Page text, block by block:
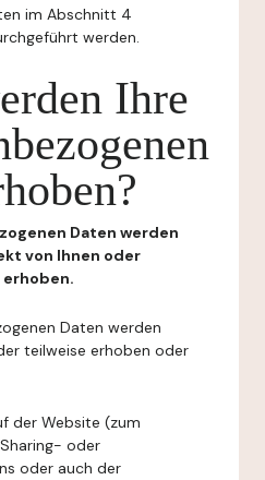
im Abschnitt 4
werden.
Ihre
Daten werden
von Ihnen oder
Daten werden
teilweise erhoben oder
der Website (zum
oder
oder auch der